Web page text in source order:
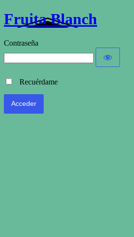
Fruita Blanch
Contraseña
Recuérdame